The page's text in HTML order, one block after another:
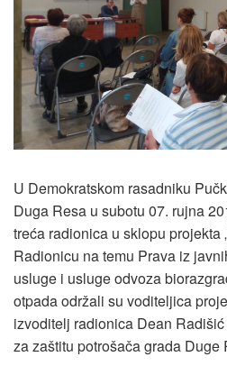
U Demokratskom rasadniku
Duga Resa u subotu 07. rujna
treća radionica u sklopu projekta
Radionicu na temu Prava iz
usluge i usluge odvoza
otpada održali su voditeljica
izvoditelj radionica Dean
za zaštitu potrošača grada Duge